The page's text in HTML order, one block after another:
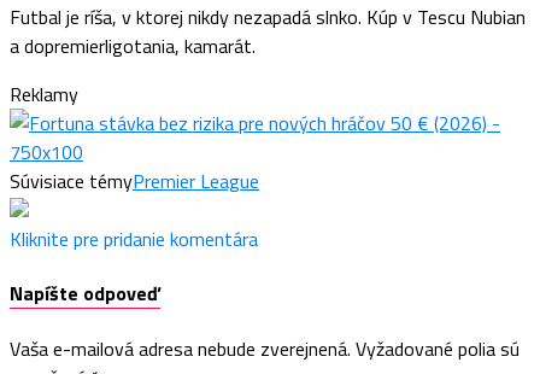
Futbal je ríša, v ktorej nikdy nezapadá slnko. Kúp v Tescu Nubian
a dopremierligotania, kamarát.
Reklamy
Súvisiace témyPremier League
Kliknite pre pridanie komentára
Napíšte odpoveď
Vaša e-mailová adresa nebude zverejnená. Vyžadované polia sú